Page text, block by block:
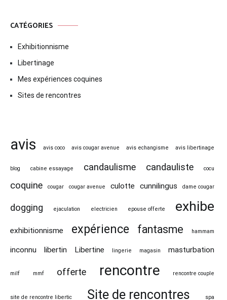
CATÉGORIES
Exhibitionnisme
Libertinage
Mes expériences coquines
Sites de rencontres
avis avis coco avis cougar avenue avis echangisme avis libertinage
blog cabine essayage candaulisme candauliste cocu
coquine cougar cougar avenue culotte cunnilingus dame cougar
dogging ejaculation electricien epouse offerte exhibe
exhibitionnisme expérience fantasme hammam
inconnu libertin Libertine lingerie magasin masturbation
milf mmf offerte rencontre rencontre couple
site de rencontre libertic Site de rencontres spa